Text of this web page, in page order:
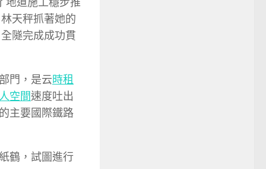
天秤抓著她的
隧完成成功貫
門，是云時租
空間速度吐出
主要國際鐵路
鶴，試圖進行